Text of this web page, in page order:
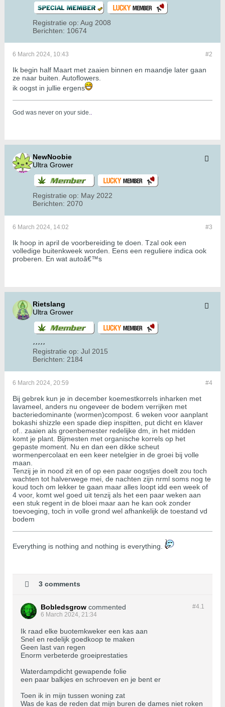
Registratie op: Aug 2008
Berichten: 10674
#2
6 March 2024, 10:43
Ik begin half Maart met zaaien binnen en maandje later gaan
ze naar buiten. Autoflowers.
ik oogst in jullie ergens
God was never on your side..
NewNoobie
Ultra Grower
Registratie op: May 2022
Berichten: 2070
#3
6 March 2024, 14:02
Ik hoop in april de voorbereiding te doen. Tzal ook een
volledige buitenkweek worden. Eens een reguliere indica ook
proberen. En wat autoâ€™s
Rietslang
Ultra Grower
Registratie op: Jul 2015
Berichten: 2184
#4
6 March 2024, 20:59
Bij gebrek kun je in december koemestkorrels inharken met
lavameel, anders nu ongeveer de bodem verrijken met
bacteriedominante (wormen)compost. 6 weken voor aanplant
bokashi shizzle een spade diep inspitten, put dicht en klaver
of.. zaaien als groenbemester redelijke dm, in het midden
komt je plant. Bijmesten met organische korrels op het
gepaste moment. Nu en dan een dikke scheut
wormenpercolaat en een keer netelgier in de groei bij volle
maan.
Tenzij je in nood zit en of op een paar oogstjes doelt zou toch
wachten tot halverwege mei, de nachten zijn nrml soms nog te
koud toch om lekker te gaan maar alles loopt idd een week of
4 voor, komt wel goed uit tenzij als het een paar weken aan
een stuk regent in de bloei maar aan he kan ook zonder
toevoeging, toch in volle grond wel afhankelijk de toestand vd
bodem
​​​​​​Everything is nothing and nothing is everything.
3 comments
#4.1
Bobledsgrow commented
6 March 2024, 21:34
Ik raad elke buotemkweker een kas aan
Snel en redelijk goedkoop te maken
Geen last van regen
Enorm verbeterde groeiprestaties
Waterdampdicht gewapende folie
een paar balkjes en schroeven en je bent er
Toen ik in mijn tussen woning zat
Was de kas de reden dat mijn buren de dames niet roken